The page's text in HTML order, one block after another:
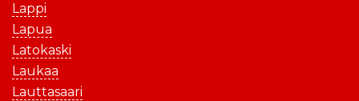
Lappi
Lapua
Latokaski
Laukaa
Lauttasaari